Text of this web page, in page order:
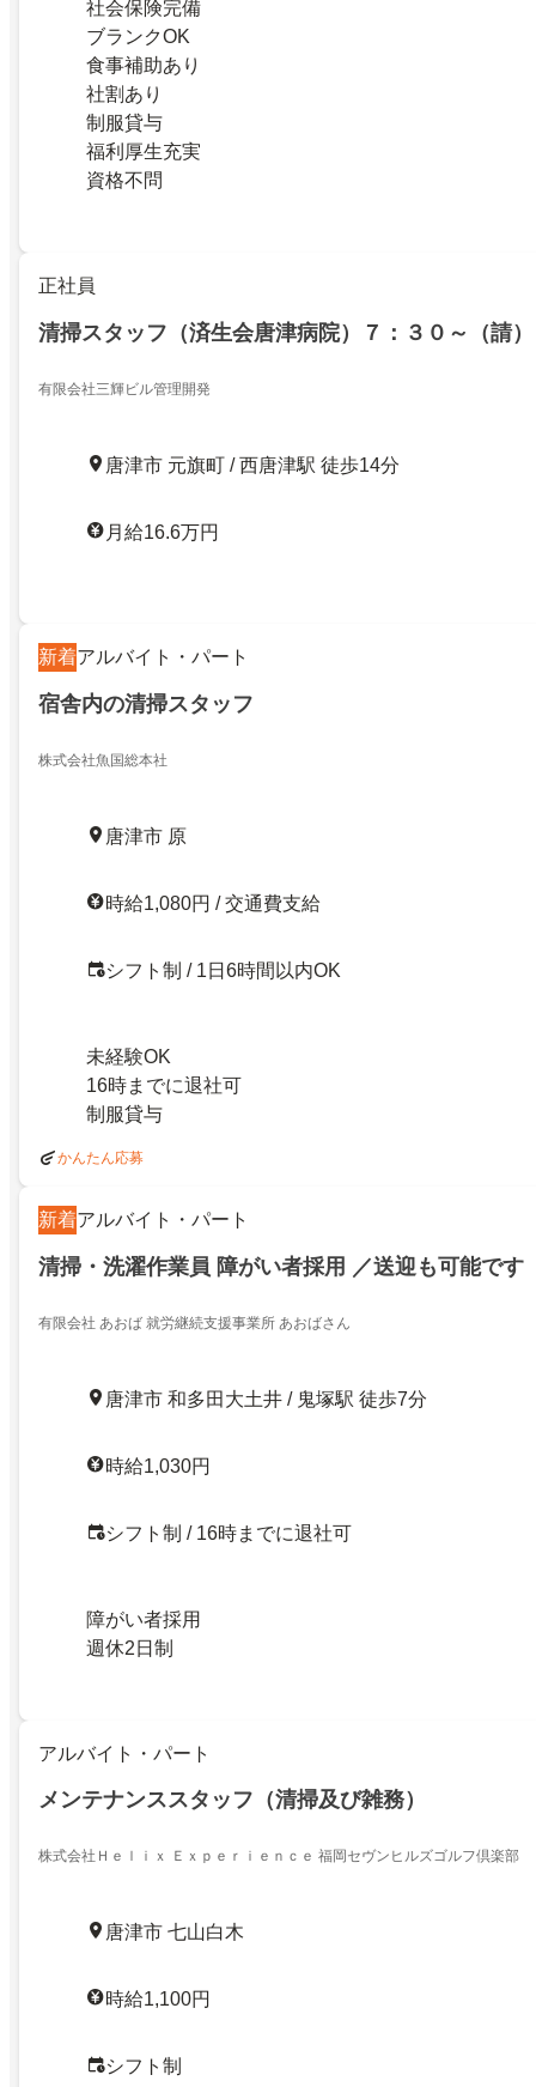
社会保険完備
ブランクOK
食事補助あり
社割あり
制服貸与
福利厚生充実
資格不問
正社員
清掃スタッフ（済生会唐津病院）７：３０～（請）
有限会社三輝ビル管理開発
唐津市 元旗町 / 西唐津駅 徒歩14分
月給16.6万円
新着アルバイト・パート
宿舎内の清掃スタッフ
株式会社魚国総本社
唐津市 原
時給1,080円 / 交通費支給
シフト制 / 1日6時間以内OK
未経験OK
16時までに退社可
制服貸与
かんたん応募
新着アルバイト・パート
清掃・洗濯作業員 障がい者採用 ／送迎も可能です
有限会社 あおば 就労継続支援事業所 あおばさん
唐津市 和多田大土井 / 鬼塚駅 徒歩7分
時給1,030円
シフト制 / 16時までに退社可
障がい者採用
週休2日制
アルバイト・パート
メンテナンススタッフ（清掃及び雑務）
株式会社Ｈｅｌｉｘ Ｅｘｐｅｒｉｅｎｃｅ 福岡セヴンヒルズゴルフ倶楽部
唐津市 七山白木
時給1,100円
シフト制